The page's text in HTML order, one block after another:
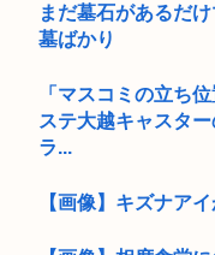
まだ墓石があるだ
墓ばかり
「マスコミの立ち
ステ大越キャスタ
ラ...
【画像】キズナア